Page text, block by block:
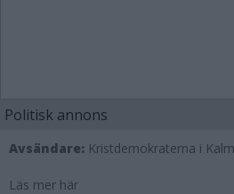
Politisk annons
Avsändare: Kristdemokraterna i
Läs mer här